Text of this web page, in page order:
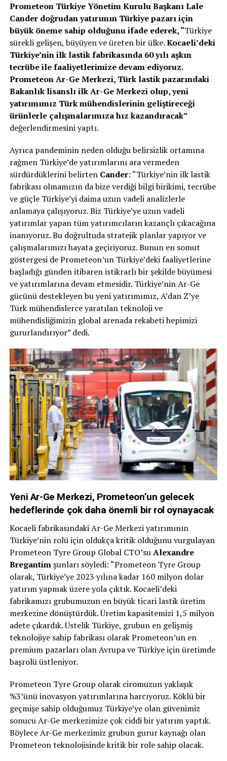
Prometeon Türkiye Yönetim Kurulu BaşkanıLale
Canderdoğrudan yatırımın Türkiye pazarı için
büyük öneme sahip olduğunu ifade ederek, “Türkiye
sürekli gelişen, büyüyen ve üreten bir ülke.Kocaeli’deki
Türkiye’nin ilk lastik fabrikasında 60 yılı aşkın
tecrübe ile faaliyetlerimize devam ediyoruz.
PrometeonAr-Ge Merkezi, Türk lastik pazarındaki
Bakanlık lisanslı ilk Ar-Ge Merkezi olup, yeni
yatırımımız Türk mühendislerinin geliştireceği
ürünlerle çalışmalarımıza hız kazandıracak”
değerlendirmesini yaptı.
Ayrıca pandeminin neden olduğu belirsizlik ortamına
rağmen Türkiye’de yatırımlarını ara vermeden
sürdürdüklerini belirten Cander: “Türkiye’nin ilk lastik
fabrikası olmamızın da bize verdiği bilgi birikimi, tecrübe
ve güçle Türkiye’yi daima uzun vadeli analizlerle
anlamaya çalışıyoruz. Biz Türkiye’ye uzun vadeli
yatırımlar yapan tüm yatırımcıların kazançlı çıkacağına
inanıyoruz. Bu doğrultuda stratejik planlar yapıyor ve
çalışmalarımızı hayata geçiriyoruz. Bunun en somut
göstergesi de Prometeon’un Türkiye’deki faaliyetlerine
başladığı günden itibaren istikrarlı bir şekilde büyümesi
ve yatırımlarına devam etmesidir. Türkiye’nin Ar-Ge
gücünü destekleyen bu yeni yatırımımız, A’dan Z’ye
Türk mühendislerce yaratılan teknoloji ve
mühendisliğimizin global arenada rekabeti hepimizi
gururlandırıyor” dedi.
Yeni Ar-Ge Merkezi, Prometeon’un gelecek
hedeflerinde çok daha önemli bir rol oynayacak
Kocaeli fabrikasındaki Ar-Ge Merkezi yatırımının
Türkiye’nin rolü için oldukça kritik olduğunu vurgulayan
Prometeon Tyre Group Global CTO’suAlexandre
Bregantimşunları söyledi: “Prometeon Tyre Group
olarak, Türkiye’ye 2023 yılına kadar 160 milyon dolar
yatırım yapmak üzere yola çıktık. Kocaeli’deki
fabrikamızı grubumuzun en büyük ticari lastik üretim
merkezine dönüştürdük. Üretim kapasitemizi 1,5 milyon
adete çıkardık. Üstelik Türkiye, grubun en gelişmiş
teknolojiye sahip fabrikası olarak Prometeon’un en
premium pazarları olan Avrupa ve Türkiye için üretimde
başrolü üstleniyor.
Prometeon Tyre Group olarak ciromuzun yaklaşık
%3’ünü inovasyon yatırımlarına harcıyoruz. Köklü bir
geçmişe sahip olduğumuz Türkiye’ye olan güvenimiz
sonucu Ar-Ge merkezimize çok ciddi bir yatırım yaptık.
Böylece Ar-Ge merkezimiz grubun gurur kaynağı olan
Prometeon teknolojisinde kritik bir role sahip olacak.